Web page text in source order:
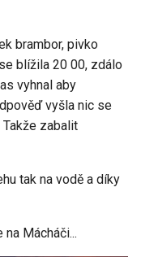
brambor, pivko
blížila 20 00, zdálo
vyhnal aby
vyšla nic se
zabalit
tak na vodě a díky
Mácháči...